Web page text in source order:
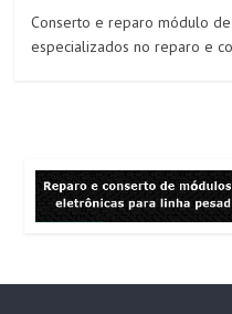
Conserto e reparo módulo de
especializados no reparo e